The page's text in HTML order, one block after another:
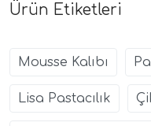
Ürün Etiketleri
Mousse Kalıbı
Lisa Pastacılık